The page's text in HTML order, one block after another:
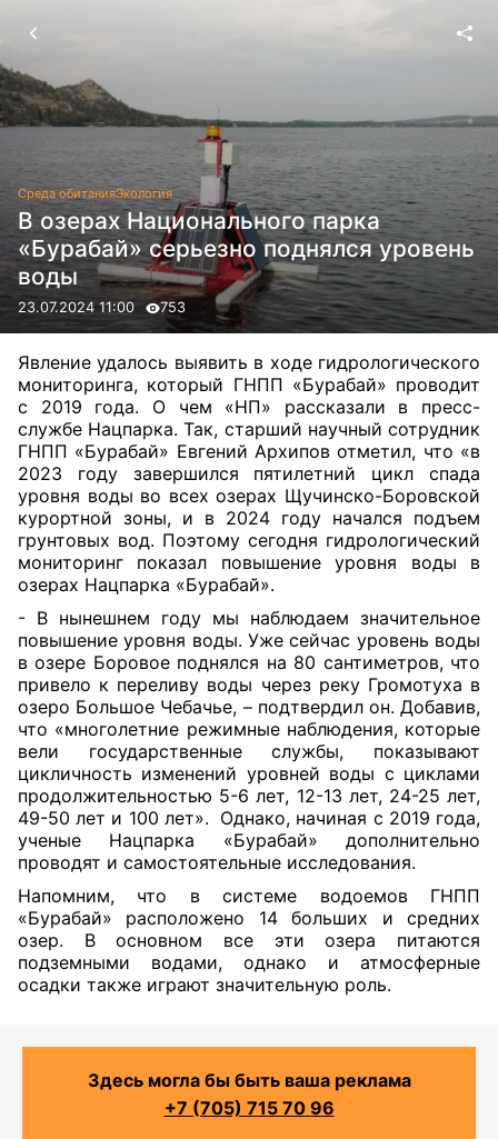
Среда обитанияЭкология
В озерах Национального парка
«Бурабай» серьезно поднялся уровень
воды
23.07.2024 11:00 753
Явление удалось выявить в ходе гидрологического
мониторинга, который ГНПП «Бурабай» проводит
с 2019 года. О чем «НП» рассказали в пресс-
службе Нацпарка. Так, старший научный сотрудник
ГНПП «Бурабай» Евгений Архипов отметил, что «в
2023 году завершился пятилетний цикл спада
уровня воды во всех озерах Щучинско-Боровской
курортной зоны, и в 2024 году начался подъем
грунтовых вод. Поэтому сегодня гидрологический
мониторинг показал повышение уровня воды в
озерах Нацпарка «Бурабай».
- В нынешнем году мы наблюдаем значительное
повышение уровня воды. Уже сейчас уровень воды
в озере Боровое поднялся на 80 сантиметров, что
привело к переливу воды через реку Громотуха в
озеро Большое Чебачье, – подтвердил он. Добавив,
что «многолетние режимные наблюдения, которые
вели государственные службы, показывают
цикличность изменений уровней воды с циклами
продолжительностью 5-6 лет, 12-13 лет, 24-25 лет,
49-50 лет и 100 лет». Однако, начиная с 2019 года,
ученые Нацпарка «Бурабай» дополнительно
проводят и самостоятельные исследования.
Напомним, что в системе водоемов ГНПП
«Бурабай» расположено 14 больших и средних
озер. В основном все эти озера питаются
подземными водами, однако и атмосферные
осадки также играют значительную роль.
Здесь могла бы быть ваша реклама
+7 (705) 715 70 96